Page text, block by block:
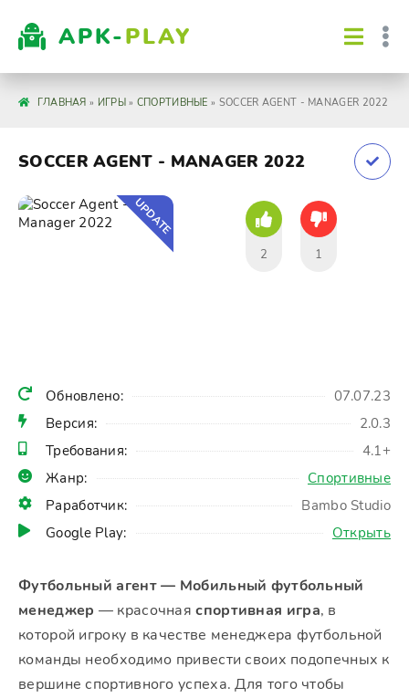
APK-PLAY
ГЛАВНАЯ » ИГРЫ» СПОРТИВНЫЕ » SOCCER AGENT - MANAGER 2022
SOCCER AGENT - MANAGER 2022
Обновлено:
07.07.23
Версия:
2.0.3
Требования:
4.1+
Жанр:
Спортивные
Раработчик:
Bambo Studio
Google Play:
Открыть
UPDATE
2 1
Футбольный агент — Мобильный футбольный
менеджер — красочнаяспортивная игра, в
которой игроку в качестве менеджера футбольной
команды необходимо привести своих подопечных к
вершине спортивного успеха. Для того чтобы